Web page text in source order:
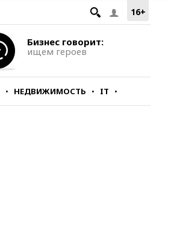
16+
Бизнес говорит:
ищем героев
НЕДВИЖИМОСТЬ IT